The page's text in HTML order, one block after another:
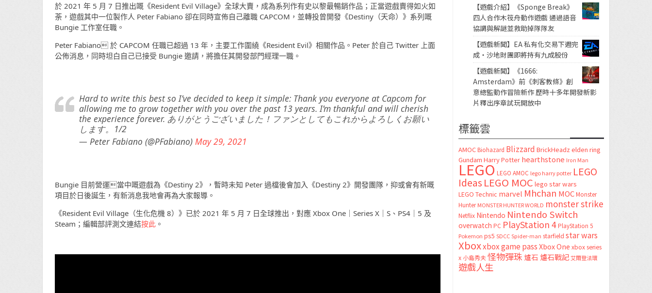
於 2021 年 5 月 7 日推出嘅《Resident Evil Village》全球大賣，成為系列作有史以黎最暢銷作品；正當遊戲賣得如火如
荼，遊戲其中一位製作人 Peter Fabiano 卻在同時宣佈自己離職 CAPCOM，並轉投曾開發《Destiny（天命）》系列嘅
Bungie 工作室任職。
Peter Fabiano 於 CAPCOM 任職已超過 13 年，主要工作圍繞《Resident Evil》相關作品。Peter 於自己 Twitter 上面
公佈消息，同時坦白自己已接受 Bungie 邀請，將擔任其開發部門經理一職。
Hard to write this best so I’ve decided to keep it simple: Thank you everyone at Capcom for
allowing me to grow together with you over the past 13 years. I’m thankful and will cherish
the experience forever. ありがとうございました！ファンとしてもこれからよろしくお願い
します。1/2
— Peter Fabiano (@PFabiano) May 29, 2021
Bungie 目前營運當中嘅遊戲為《Destiny 2》，暫時未知 Peter 過檔後會加入《Destiny 2》開發團隊，抑或會有新嘅
項目於日後誕生，有新消息我地會再為大家報導。
《Resident Evil Village（生化危機 8）》已於 2021 年 5 月 7 日全球推出，對應 Xbox One｜Series X｜S、PS4｜5 及
Steam；編輯部評測文連結按此 。
【遊戲介紹】《Sponge Break》
四人合作木筏舟動作遊戲 通過語音
協調與解謎並救助掉隊隊友
【遊戲新聞】EA 私有化交易下週完
成・沙地財團即將持有九成股份
【遊戲新聞】《1666:
Amsterdam》前《刺客教條》創
意總監動作冒險新作 歷時十多年開發新影
片釋出序章試玩開放中
標籤雲
AMOC Biohazard Blizzard BrickHeadz elden ring
Gundam Harry Potter hearthstone Iron Man
LEGO LEGO AMOC lego harry potter LEGO
Ideas LEGO MOC lego star wars
LEGO Technic marvel Mhchan MOC Monster
Hunter MONSTER HUNTER WORLD monster strike
Netflix Nintendo Nintendo Switch
overwatch PC PlayStation 4 PlayStation 5
Pokemon ps5 SDCC Spider-man starfield star wars
Xboxxbox game passXbox One xbox series
x 小島秀夫怪物彈珠 爐石 爐石戰記艾爾登法環
遊戲人生